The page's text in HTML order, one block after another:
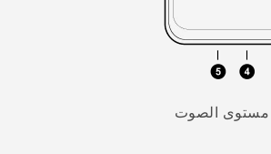
مستوى الصوت